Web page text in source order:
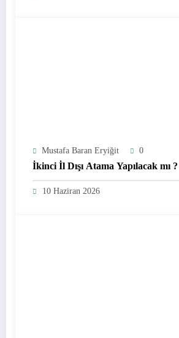
Mustafa Baran Eryiğit 0
İkinci İl Dışı Atama Yapılacak mı ?
10 Haziran 2026